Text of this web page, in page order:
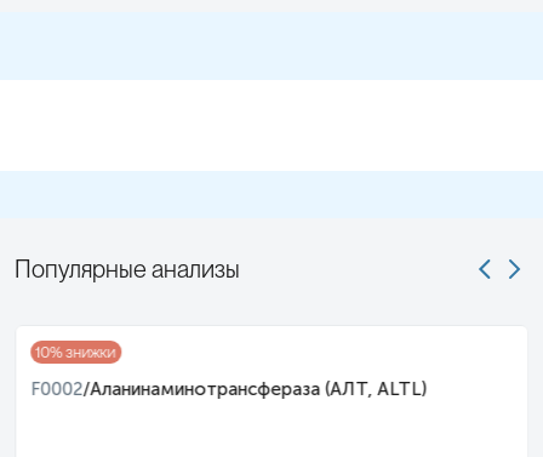
Популярные анализы
10% знижки
F0002/Аланинаминотрансфераза (АЛТ, ALTL)